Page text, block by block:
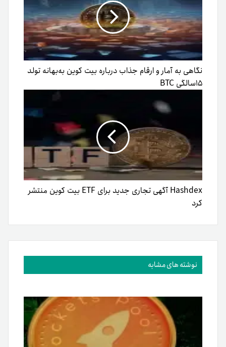
نگاهی به آمار و ارقام جذاب درباره بیت کوین به‌بهانه تولد
۱۵سالگی BTC
Hashdex آگهی تجاری جدید برای ETF بیت کوین منتشر
کرد
نوشته های مشابه